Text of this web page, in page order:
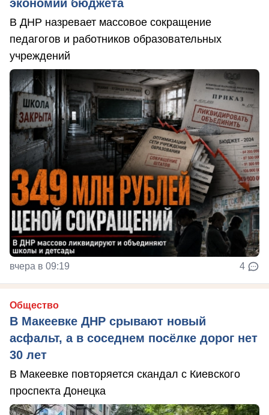
экономии бюджета
В ДНР назревает массовое сокращение
педагогов и работников образовательных
учреждений
вчера в 09:19 4
Общество
В Макеевке ДНР срывают новый
асфальт, а в соседнем посёлке дорог нет
30 лет
В Макеевке повторяется скандал с Киевского
проспекта Донецка